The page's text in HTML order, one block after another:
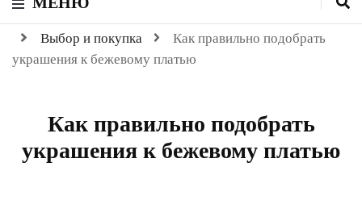
Выбор и покупка
Как правильно подобрать
украшения к бежевому платью
Как правильно подобрать
украшения к бежевому платью